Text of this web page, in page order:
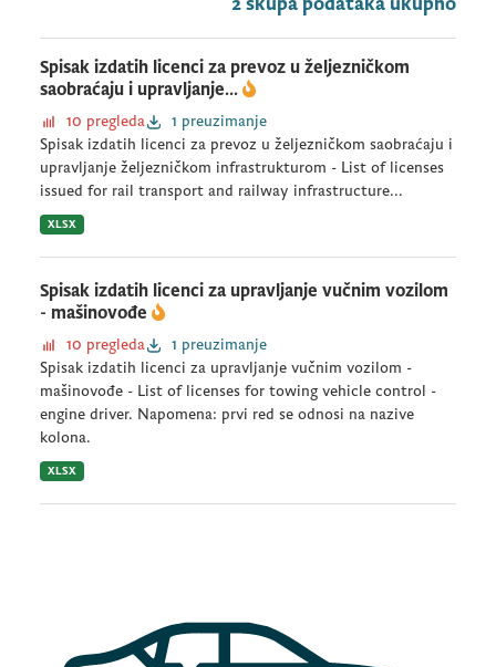
Spisak izdatih licenci za prevoz u željezničkom
saobraćaju i upravljanje...
10 pregleda
1 preuzimanje
Spisak izdatih licenci za prevoz u željezničkom saobraćaju i
upravljanje željezničkom infrastrukturom - List of licenses
issued for rail transport and railway infrastructure...
XLSX
Spisak izdatih licenci za upravljanje vučnim vozilom
- mašinovođe
10 pregleda
1 preuzimanje
Spisak izdatih licenci za upravljanje vučnim vozilom -
mašinovođe - List of licenses for towing vehicle control -
engine driver. Napomena: prvi red se odnosi na nazive
kolona.
XLSX